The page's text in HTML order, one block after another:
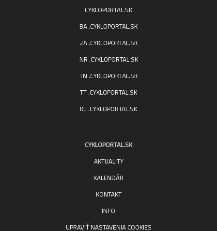
CYKLOPORTAL.SK
BA .CYKLOPORTAL.SK
ZA .CYKLOPORTAL.SK
NR .CYKLOPORTAL.SK
TN .CYKLOPORTAL.SK
TT .CYKLOPORTAL.SK
KE .CYKLOPORTAL.SK
CYKLOPORTAL.SK
AKTUALITY
KALENDÁR
KONTAKT
INFO
UPRAVIŤ NASTAVENIA COOKIES